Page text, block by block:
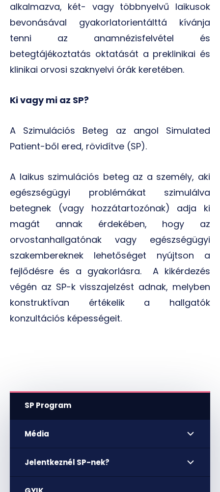
alkalmazva, két- vagy többnyelvű laikusok
bevonásával gyakorlatorientálttá kívánja
tenni az anamnézisfelvétel és
betegtájékoztatás oktatását a preklinikai és
klinikai orvosi szaknyelvi órák keretében.
Ki vagy mi az SP?
A Szimulációs Beteg az angol Simulated
Patient-ből ered, rövidítve (SP).
A laikus szimulációs beteg az a személy, aki
egészségügyi problémákat szimulálva
betegnek (vagy hozzátartozónak) adja ki
magát annak érdekében, hogy az
orvostanhallgatónak vagy egészségügyi
szakembereknek lehetőséget nyújtson a
fejlődésre és a gyakorlásra. A kikérdezés
végén az SP-k visszajelzést adnak, melyben
konstruktívan értékelik a hallgatók
konzultációs képességeit.
SP Program
Média
Jelentkeznél SP-nek?